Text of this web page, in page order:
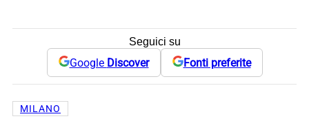
Seguici su
Google Discover Fonti preferite
MILANO